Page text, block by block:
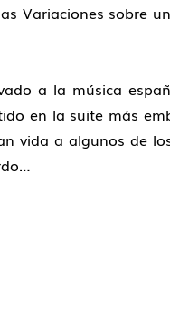
Variaciones sobre
a la música
en la suite más
vida a algunos de